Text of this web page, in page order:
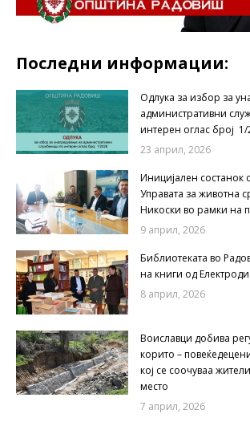
Последни информации:
Одлука за избор за
административни
интерен оглас број 1/
23 април, 2026
Иницијален состанок
Управата за животна
Никоски во рамки на
9 април, 2026
Библиотеката во
на книги од
8 април, 2026
Воиславци добива
корито –
кој се соочуваа
место
7 април, 2026